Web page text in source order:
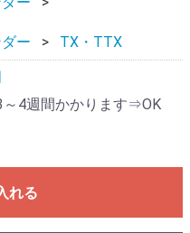
ー TX・TTX
4週間かかります⇒OK
れる